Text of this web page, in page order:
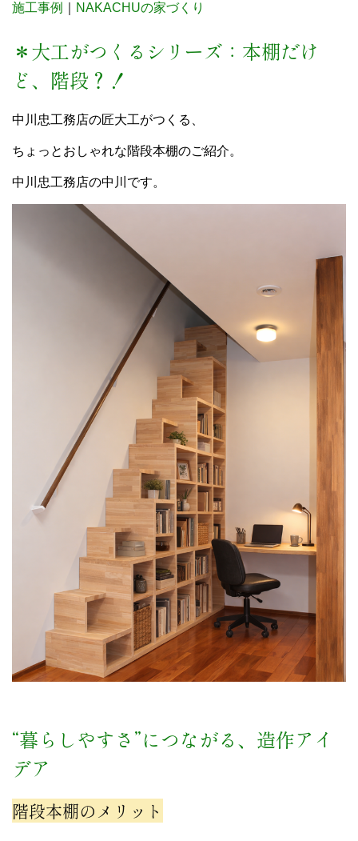
施工事例
NAKACHUの家づくり
＊大工がつくるシリーズ：本棚だけ
ど、階段？！
中川忠工務店の匠大工がつくる、
ちょっとおしゃれな階段本棚のご紹介。
中川忠工務店の中川です。
“暮らしやすさ”につながる、造作アイ
デア
階段本棚のメリット